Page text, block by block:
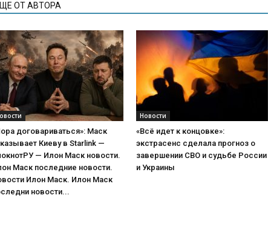
ОТ АВТОРА
договариваться»: Маск
Киеву в Starlink —
— Илон Маск новости.
Маск последние новости.
Илон Маск. Илон Маск
новости...
Новости
«Всё идет к концовке»:
экстрасенс сделала прогноз о
завершении СВО и судьбе России
и Украины